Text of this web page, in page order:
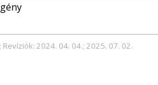
2024. 04. 04.; 2025. 07. 02.